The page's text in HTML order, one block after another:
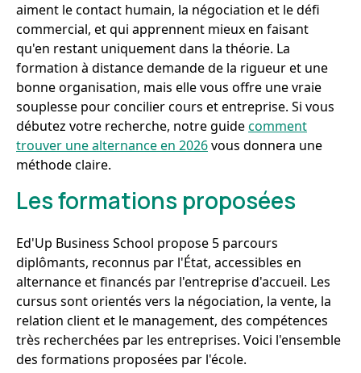
aiment le contact humain, la négociation et le défi
commercial, et qui apprennent mieux en faisant
qu'en restant uniquement dans la théorie. La
formation à distance demande de la rigueur et une
bonne organisation, mais elle vous offre une vraie
souplesse pour concilier cours et entreprise. Si vous
débutez votre recherche, notre guidecomment
trouver une alternance en 2026vous donnera une
méthode claire.
Les formations proposées
Ed'Up Business School propose 5 parcours
diplômants, reconnus par l'État, accessibles en
alternance et financés par l'entreprise d'accueil. Les
cursus sont orientés vers la négociation, la vente, la
relation client et le management, des compétences
très recherchées par les entreprises. Voici l'ensemble
des formations proposées par l'école.